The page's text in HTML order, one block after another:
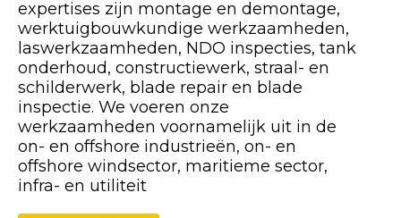
expertises zijn montage en demontage,
werktuigbouwkundige werkzaamheden,
laswerkzaamheden, NDO inspecties, tank
onderhoud, constructiewerk, straal- en
schilderwerk, blade repair en blade
inspectie. We voeren onze
werkzaamheden voornamelijk uit in de
on- en offshore industrieën, on- en
offshore windsector, maritieme sector,
infra- en utiliteit